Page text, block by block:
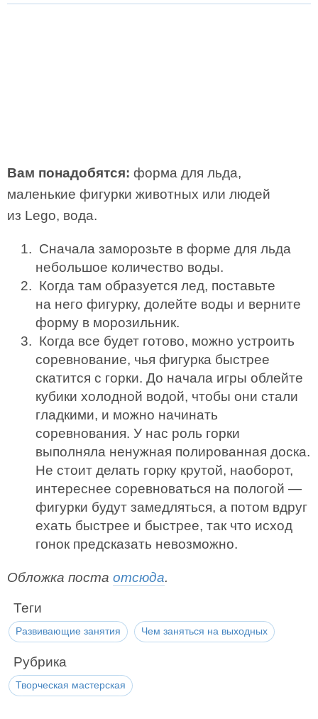
Вам понадобятся: форма для льда,
маленькие фигурки животных или людей
из Lego, вода.
Сначала заморозьте в форме для льда
небольшое количество воды.
Когда там образуется лед, поставьте
на него фигурку, долейте воды и верните
форму в морозильник.
Когда все будет готово, можно устроить
соревнование, чья фигурка быстрее
скатится с горки. До начала игры облейте
кубики холодной водой, чтобы они стали
гладкими, и можно начинать
соревнования. У нас роль горки
выполняла ненужная полированная доска.
Не стоит делать горку крутой, наоборот,
интереснее соревноваться на пологой —
фигурки будут замедляться, а потом вдруг
ехать быстрее и быстрее, так что исход
гонок предсказать невозможно.
Обложка поста отсюда.
Теги
Развивающие занятия Чем заняться на выходных
Рубрика
Творческая мастерская